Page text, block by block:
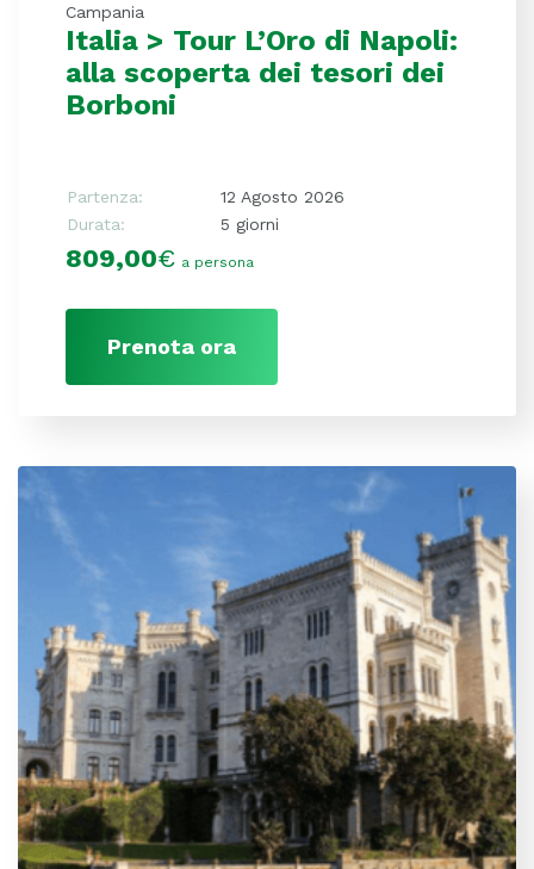
Campania
Italia > Tour L’Oro di Napoli:
alla scoperta dei tesori dei
Borboni
Partenza:
12 Agosto 2026
Durata:
5 giorni
809,00€ a persona
Prenota ora